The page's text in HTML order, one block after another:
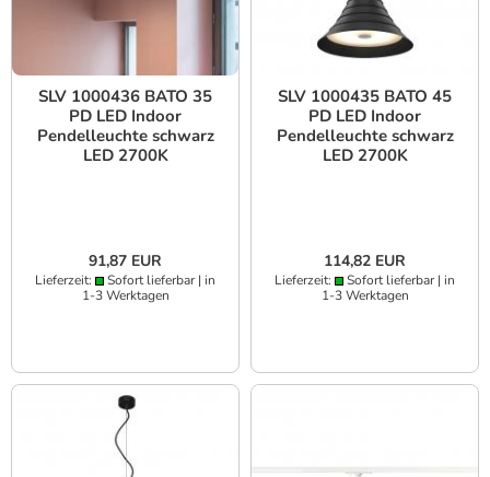
SLV 1000436 BATO 35
PD LED Indoor
Pendelleuchte schwarz
LED 2700K
91,87 EUR
Lieferzeit:
Sofort lieferbar | in
1-3 Werktagen
SLV 1000435 BATO 45
PD LED Indoor
Pendelleuchte schwarz
LED 2700K
114,82 EUR
Lieferzeit:
Sofort lieferbar | in
1-3 Werktagen